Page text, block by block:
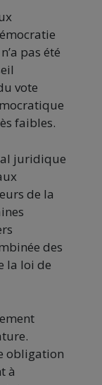
pas été
vote
faibles.
juridique
de la
des
la loi de
obligation
à